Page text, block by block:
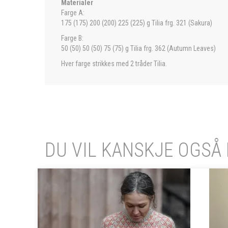
Materialer
Farge A:
175 (175) 200 (200) 225 (225) g Tilia frg. 321 (Sakura)
Farge B:
50 (50) 50 (50) 75 (75) g Tilia frg. 362 (Autumn Leaves)
Hver farge strikkes med 2 tråder Tilia.
DU VIL KANSKJE OGSÅ